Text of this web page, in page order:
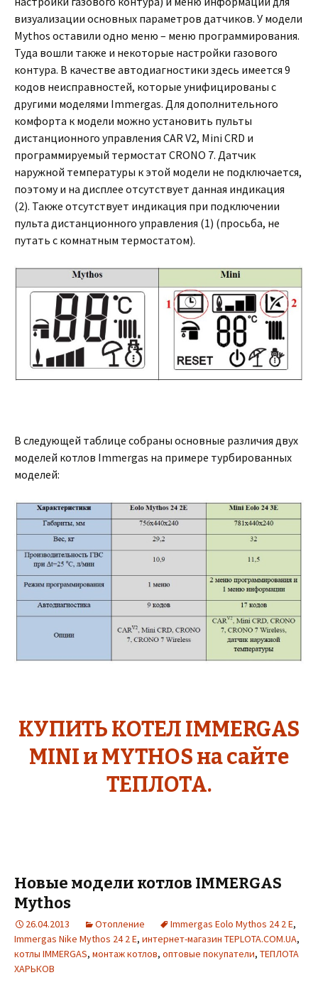
визуализации основных параметров датчиков. У модели
Mythos оставили одно меню – меню программирования.
Туда вошли также и некоторые настройки газового
контура. В качестве автодиагностики здесь имеется 9
кодов неисправностей, которые унифицированы с
другими моделями Immergas. Для дополнительного
комфорта к модели можно установить пульты
дистанционного управления CAR V2, Mini CRD и
программируемый термостат CRONO 7. Датчик
наружной температуры к этой модели не подключается,
поэтому и на дисплее отсутствует данная индикация
(2). Также отсутствует индикация при подключении
пульта дистанционного управления (1) (просьба, не
путать с комнатным термостатом).
В следующей таблице собраны основные различия двух
моделей котлов Immergas на примере турбированных
моделей:
КУПИТЬ КОТЕЛ IMMERGAS
MINI и MYTHOS на сайте
ТЕПЛОТА.
Новые модели котлов IMMERGAS
Mythos
26.04.2013 Отопление Immergas Eolo Mythos 24 2 E,
Immergas Nike Mythos 24 2 E, интернет-магазин TEPLOTA.COM.UA,
котлы IMMERGAS, монтаж котлов, оптовые покупатели, ТЕПЛОТА
ХАРЬКОВ